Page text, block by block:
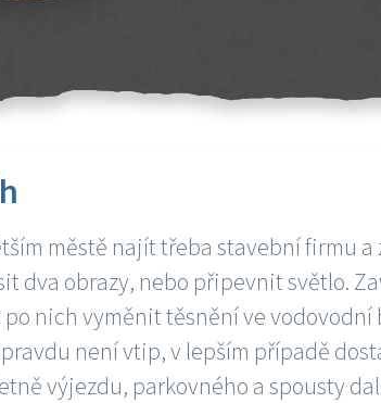
městě najít třeba stavební firmu
dva obrazy, nebo připevnit světlo.
nich vyměnit těsnění ve vodovodní
není vtip, v lepším případě
výjezdu, parkovného a spousty